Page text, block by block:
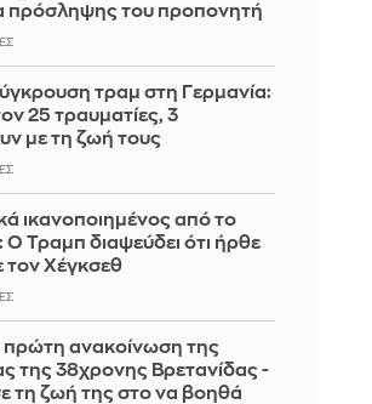
πρόσληψης του προπονητή
τραμ στη Γερμανία:
25 τραυματίες, 3
με τη ζωή τους
ικανοποιημένος από το
Ο Τραμπ διαψεύδει ότι ήρθε
τον Χέγκσεθ
πρώτη ανακοίνωση της
της 38χρονης Βρετανίδας -
τη ζωή της στο να βοηθά